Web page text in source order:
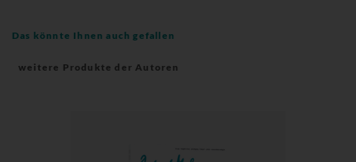
Das könnte Ihnen auch gefallen
weitere Produkte der Autoren